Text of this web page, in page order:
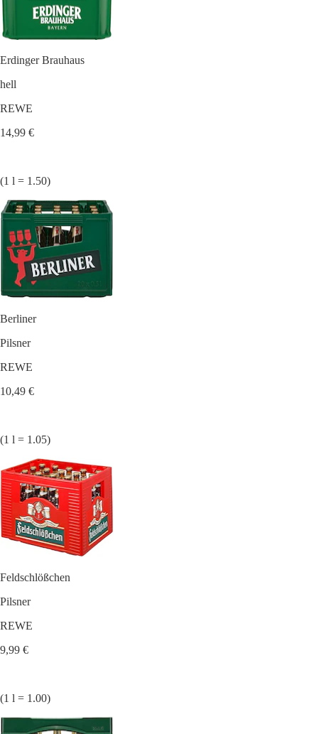
Erdinger Brauhaus
hell
REWE
14,99 €
(1 l = 1.50)
Berliner
Pilsner
REWE
10,49 €
(1 l = 1.05)
Feldschlößchen
Pilsner
REWE
9,99 €
(1 l = 1.00)